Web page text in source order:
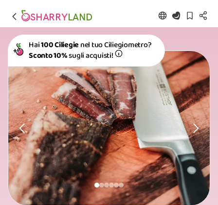
SHARRYLAND
Hai100 Ciliegienel tuo Ciliegiometro?
Sconto 10%sugli acquisti!